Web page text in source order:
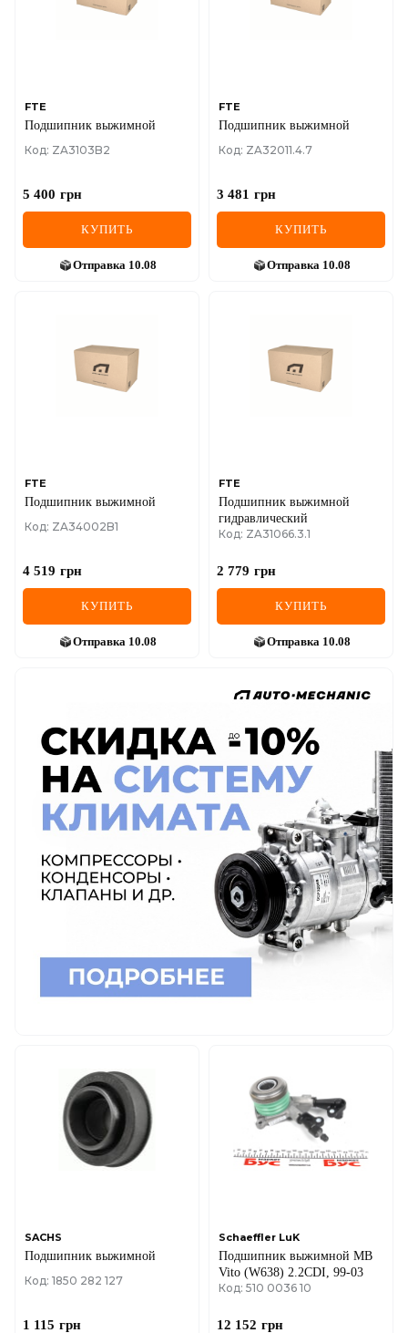
FTE
Подшипник выжимной
Код: ZA3103B2
5 400 грн
КУПИТЬ
Отправка 10.08
FTE
Подшипник выжимной
Код: ZA32011.4.7
3 481 грн
КУПИТЬ
Отправка 10.08
FTE
Подшипник выжимной
Код: ZA34002B1
4 519 грн
КУПИТЬ
Отправка 10.08
FTE
Подшипник выжимной
гидравлический
Код: ZA31066.3.1
2 779 грн
КУПИТЬ
Отправка 10.08
SACHS
Подшипник выжимной
Код: 1850 282 127
1 115 грн
Schaeffler LuK
Подшипник выжимной MB
Vito (W638) 2.2CDI, 99-03
Код: 510 0036 10
12 152 грн